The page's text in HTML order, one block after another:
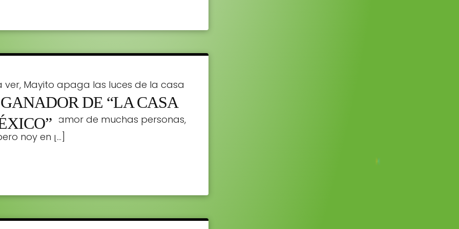
DE “LA CASA
Mayito apaga las luces de la casa
el ganador del reallity más famoso
y ganó el amor de muchas personas,
hoy en […]